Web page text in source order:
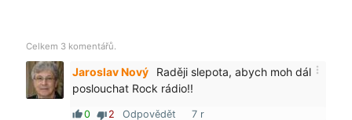
Celkem 3 komentářů.
Jaroslav Nový more_vert
Raději slepota, abych moh dál
poslouchat Rock rádio!!
thumb_up0 thumb_down 2 Odpovědět 7 r